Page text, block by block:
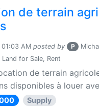
de terrain
AM posted by P
Land for Sale, Rent
de terrain
disponibles à louer
Supply